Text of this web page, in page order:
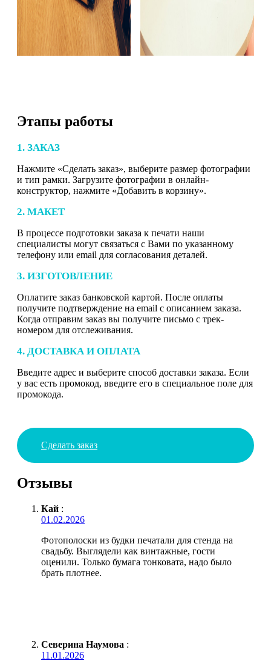
Этапы работы
1. ЗАКАЗ
Нажмите «Сделать заказ», выберите размер фотографии
и тип рамки. Загрузите фотографии в онлайн-
конструктор, нажмите «Добавить в корзину».
2. МАКЕТ
В процессе подготовки заказа к печати наши
специалисты могут связаться с Вами по указанному
телефону или email для согласования деталей.
3. ИЗГОТОВЛЕНИЕ
Оплатите заказ банковской картой. После оплаты
получите подтверждение на email с описанием заказа.
Когда отправим заказ вы получите письмо с трек-
номером для отслеживания.
4. ДОСТАВКА И ОПЛАТА
Введите адрес и выберите способ доставки заказа. Если
у вас есть промокод, введите его в специальное поле для
промокода.
Сделать заказ
Отзывы
Кай :
01.02.2026
Фотополоски из будки печатали для стенда на
свадьбу. Выглядели как винтажные, гости
оценили. Только бумага тонковата, надо было
брать плотнее.
Северина Наумова :
11.01.2026